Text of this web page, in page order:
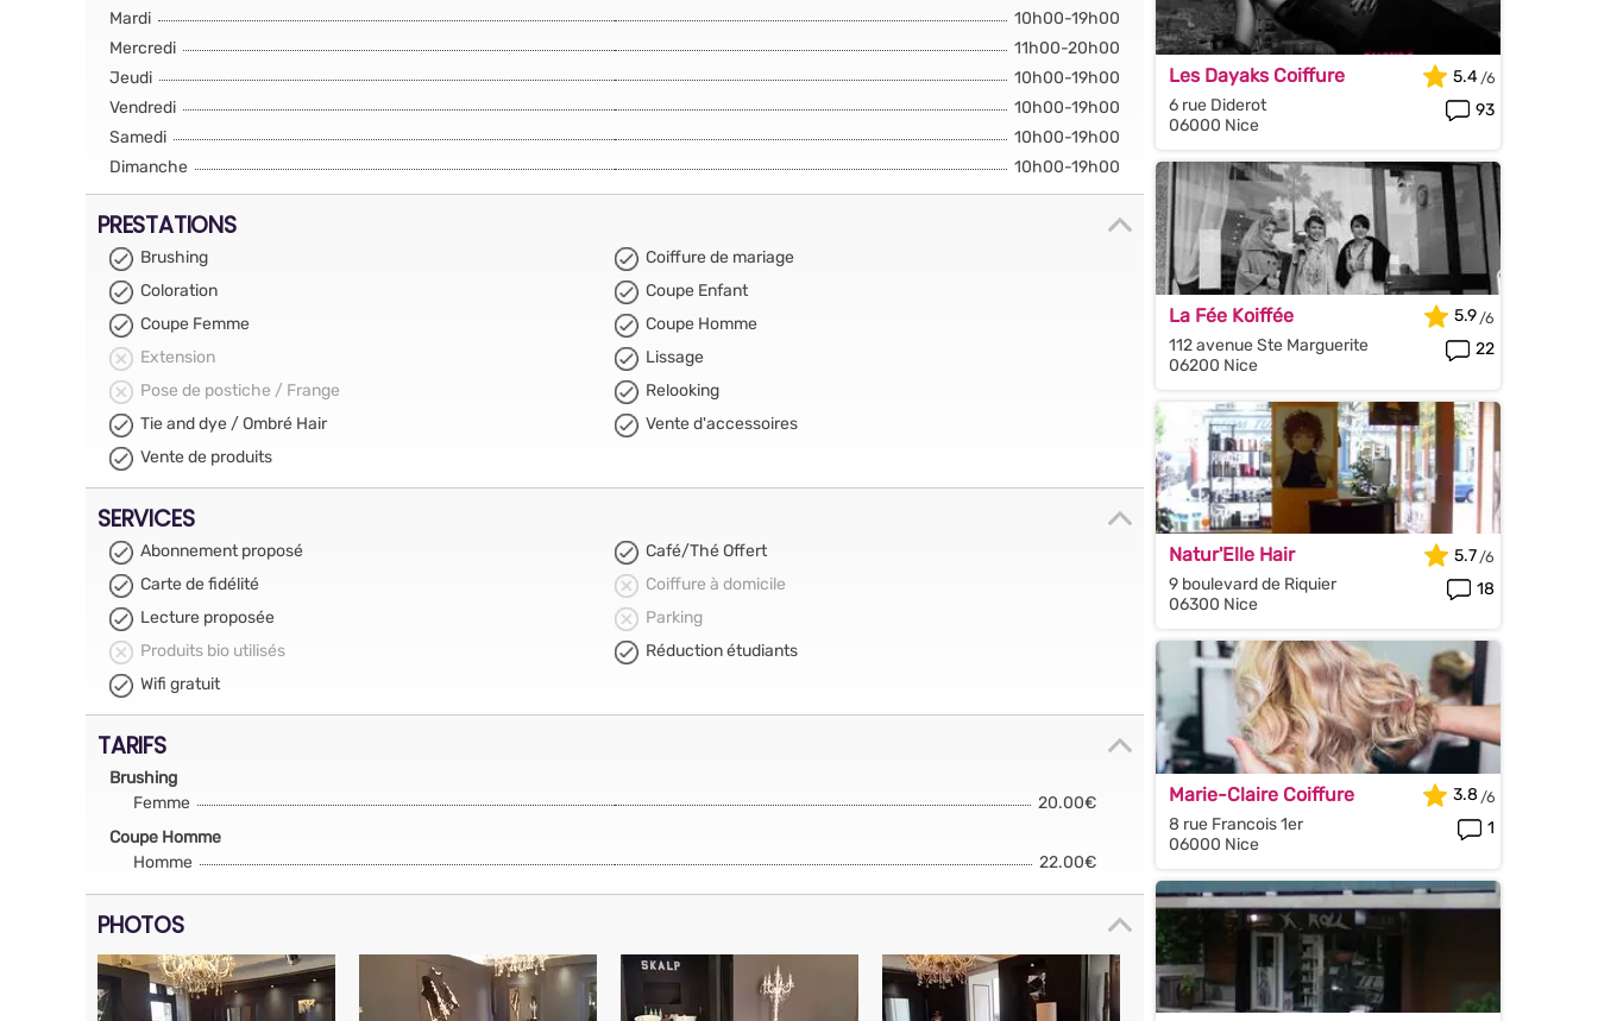
Mardi
10h00-19h00
Mercredi
11h00-20h00
Jeudi
10h00-19h00
Vendredi
10h00-19h00
Samedi
10h00-19h00
Dimanche
10h00-19h00
PRESTATIONS
Brushing
Coiffure de mariage
Coloration
Coupe Enfant
Coupe Femme
Coupe Homme
Extension
Lissage
Pose de postiche / Frange
Relooking
Tie and dye / Ombré Hair
Vente d'accessoires
Vente de produits
SERVICES
Abonnement proposé
Café/Thé Offert
Carte de fidélité
Coiffure à domicile
Lecture proposée
Parking
Produits bio utilisés
Réduction étudiants
Wifi gratuit
TARIFS
Brushing
Femme
20.00€
Coupe Homme
Homme
22.00€
PHOTOS
Les Dayaks Coiffure
6 rue Diderot
06000 Nice
5.4
93
La Fée Koiffée
112 avenue Ste Marguerite
06200 Nice
5.9
22
Natur'Elle Hair
9 boulevard de Riquier
06300 Nice
5.7
18
Marie-Claire Coiffure
8 rue Francois 1er
06000 Nice
3.8
1